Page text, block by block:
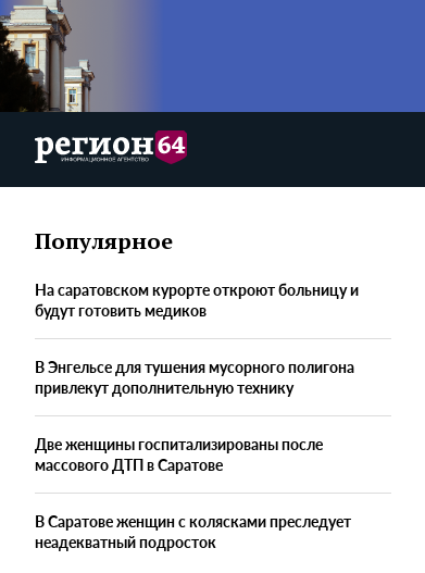
Популярное
На саратовском курорте откроют больницу и
будут готовить медиков
В Энгельсе для тушения мусорного полигона
привлекут дополнительную технику
Две женщины госпитализированы после
массового ДТП в Саратове
В Саратове женщин с колясками преследует
неадекватный подросток